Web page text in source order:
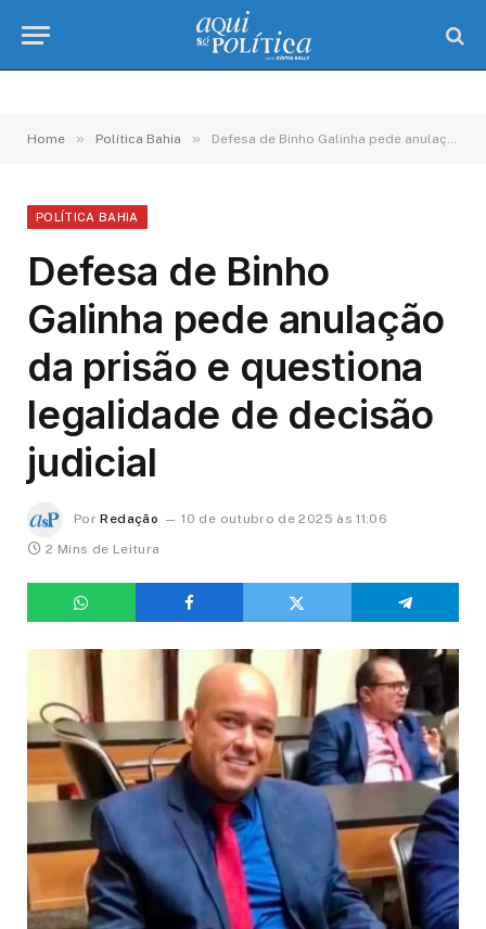
Home » Política Bahia » Defesa de Binho Galinha pede anulação da prisão e questiona legalidade de decisão judicial
POLÍTICA BAHIA
Defesa de Binho
Galinha pede anulação
da prisão e questiona
legalidade de decisão
judicial
Por Redação
10 de outubro de 2025 às 11:06
2 Mins de Leitura